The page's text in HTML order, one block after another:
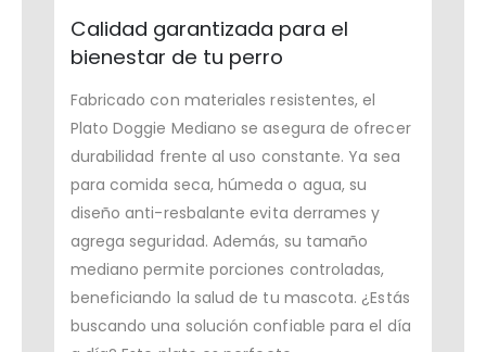
Calidad garantizada para el
bienestar de tu perro
Fabricado con materiales resistentes, el
Plato Doggie Mediano se asegura de ofrecer
durabilidad frente al uso constante. Ya sea
para comida seca, húmeda o agua, su
diseño anti-resbalante evita derrames y
agrega seguridad. Además, su tamaño
mediano permite porciones controladas,
beneficiando la salud de tu mascota. ¿Estás
buscando una solución confiable para el día